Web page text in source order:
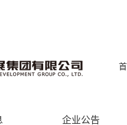
企业公告